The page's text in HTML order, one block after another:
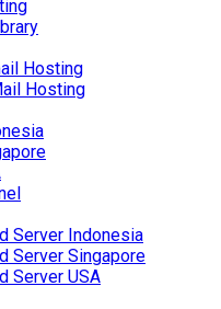
Hosting
Hosting
Server Indonesia
Server Singapore
Server USA